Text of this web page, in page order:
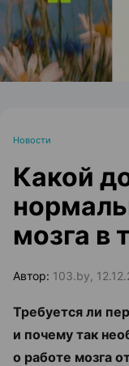
Новости
Какой
мозга в
Автор: 103.by,
Требуется ли
и почему так
о работе мозга